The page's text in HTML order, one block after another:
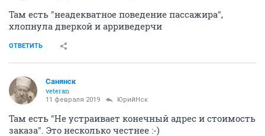
Там есть "неадекватное поведение пассажира",
хлопнула дверкой и арриведерчи
ОТВЕТИТЬ
Санянск
veteran
11 февраля 2019 ЮрийНск
Там есть "Не устраивает конечный адрес и стоимость
заказа". Это несколько честнее :-)